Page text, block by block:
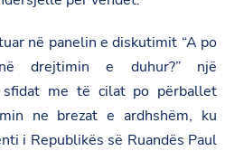
në panelin e diskutimit “A po
drejtimin e duhur?” një
sfidat me të cilat po përballet
ne brezat e ardhshëm, ku
i Republikës së Ruandës Paul